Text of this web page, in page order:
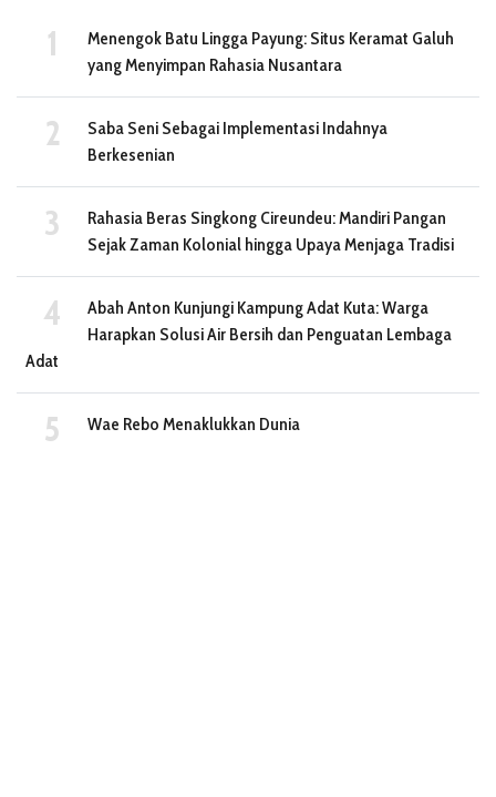
Menengok Batu Lingga Payung: Situs Keramat Galuh
yang Menyimpan Rahasia Nusantara
Saba Seni Sebagai Implementasi Indahnya
Berkesenian
Rahasia Beras Singkong Cireundeu: Mandiri Pangan
Sejak Zaman Kolonial hingga Upaya Menjaga Tradisi
Abah Anton Kunjungi Kampung Adat Kuta: Warga
Harapkan Solusi Air Bersih dan Penguatan Lembaga
Adat
Wae Rebo Menaklukkan Dunia